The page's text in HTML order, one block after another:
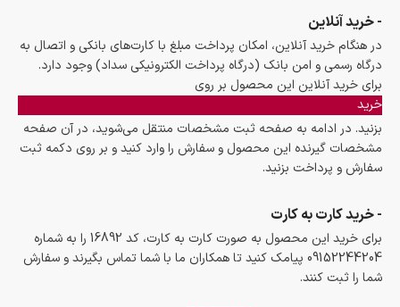
- خرید آنلاین
در هنگام خرید آنلاین، امکان پرداخت مبلغ با کارت‌های بانکی و اتصال به
درگاه رسمی و امن بانک (درگاه پرداخت الکترونیکی سداد) وجود دارد.
برای خرید آنلاین این محصول بر روی
خرید
بزنید. در ادامه به صفحه ثبت مشخصات منتقل می‌شوید، در آن صفحه
مشخصات گیرنده این محصول و سفارش را وارد کنید و بر روی دکمه ثبت
سفارش و پرداخت بزنید.
- خرید کارت به کارت
برای خرید این محصول به صورت کارت به کارت، کد 16892 را به شماره
09152244204 پیامک کنید تا همکاران ما با شما تماس بگیرند و سفارش
شما را ثبت کنند.